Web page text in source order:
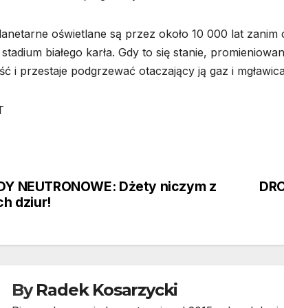
oświetlane są przez około 10 000 lat
białego karła. Gdy to się stanie,
i przestaje podgrzewać otaczający ją gaz i
NEUTRONOWE: Dżety niczym z
dziur!
ByRadek Kosarzycki